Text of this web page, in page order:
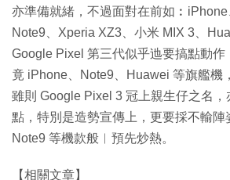
亦準備就緒，不過面對在前如
Note9、Xperia XZ3、小米 MIX 3、
Google Pixel 第三代似乎迆要搞點動作
竟 iPhone、Note9、Huawei 等旗艦機
雖則 Google Pixel 3 冠上親生仔之名
點，特別是造勢宣傳上，更要採不輸陣
Note9 等機款般︳預先炒熱。
【相關文章】